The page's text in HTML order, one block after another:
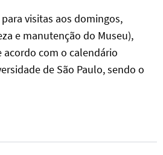
visitas aos domingos,
e manutenção do Museu),
acordo com o calendário
de São Paulo, sendo o